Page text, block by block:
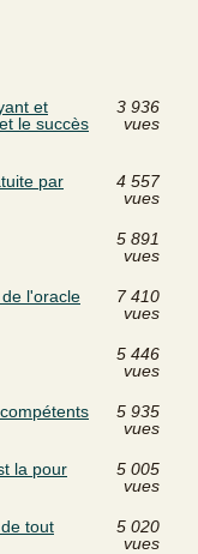
et
le succès
3 936
vues
par
4 557
vues
5 891
vues
l'oracle
7 410
vues
5 446
vues
5 935
vues
la pour
5 005
vues
tout
5 020
vues